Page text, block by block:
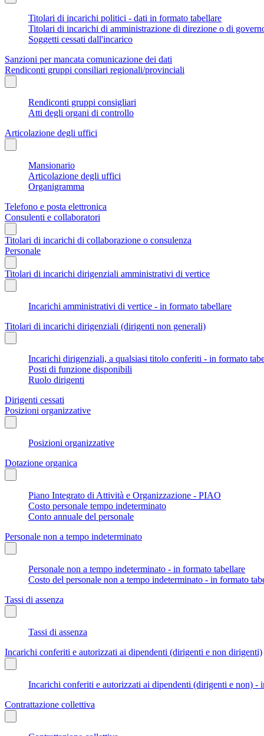
Titolari di incarichi politici - dati in formato tabellare
Titolari di incarichi di amministrazione di direzione o di
Soggetti cessati dall'incarico
Sanzioni per mancata comunicazione dei dati
Rendiconti gruppi consiliari regionali/provinciali
Rendiconti gruppi consigliari
Atti degli organi di controllo
Articolazione degli uffici
Mansionario
Articolazione degli uffici
Organigramma
Telefono e posta elettronica
Consulenti e collaboratori
Titolari di incarichi di collaborazione o consulenza
Personale
Titolari di incarichi dirigenziali amministrativi di vertice
Incarichi amministrativi di vertice - in formato tabellare
Titolari di incarichi dirigenziali (dirigenti non generali)
Incarichi dirigenziali, a qualsiasi titolo conferiti - in formato
Posti di funzione disponibili
Ruolo dirigenti
Dirigenti cessati
Posizioni organizzative
Posizioni organizzative
Dotazione organica
Piano Integrato di Attività e Organizzazione - PIAO
Costo personale tempo indeterminato
Conto annuale del personale
Personale non a tempo indeterminato
Personale non a tempo indeterminato - in formato tabellare
Costo del personale non a tempo indeterminato - in formato
Tassi di assenza
Tassi di assenza
Incarichi conferiti e autorizzati ai dipendenti (dirigenti e non dirigenti)
Incarichi conferiti e autorizzati ai dipendenti (dirigenti e non) -
Contrattazione collettiva